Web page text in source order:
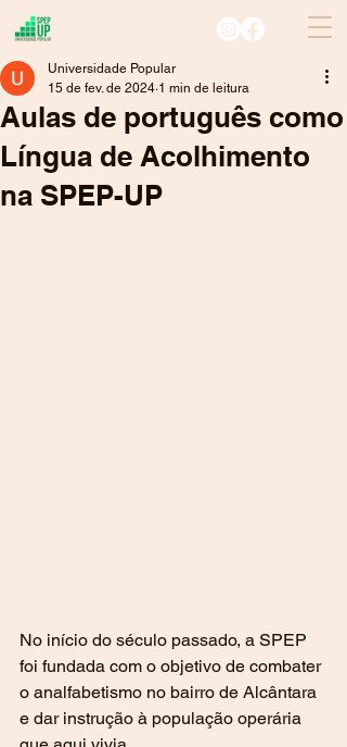
Aulas de português como
Língua de Acolhimento
na SPEP-UP
Universidade Popular
15 de fev. de 2024 1 min de leitura
No início do século passado, a SPEP
foi fundada com o objetivo de combater
o analfabetismo no bairro de Alcântara
e dar instrução à população operária